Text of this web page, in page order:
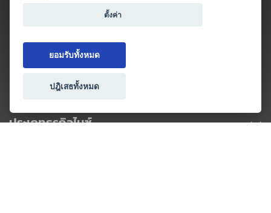
ประเภทธุรกิจไมซ์
ตั้งค่า
ยอมรับทั้งหมด
ปฎิเสธทั้งหมด